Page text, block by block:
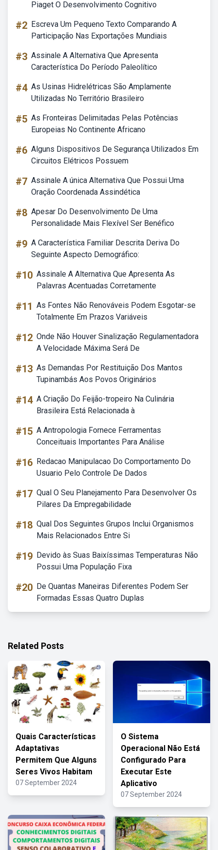
Piaget O Desenvolvimento Cognitivo
#2 Escreva Um Pequeno Texto Comparando A
Participação Nas Exportações Mundiais
#3 Assinale A Alternativa Que Apresenta
Característica Do Período Paleolítico
#4 As Usinas Hidrelétricas São Amplamente
Utilizadas No Território Brasileiro
#5 As Fronteiras Delimitadas Pelas Potências
Europeias No Continente Africano
#6 Alguns Dispositivos De Segurança Utilizados Em
Circuitos Elétricos Possuem
#7 Assinale A única Alternativa Que Possui Uma
Oração Coordenada Assindética
#8 Apesar Do Desenvolvimento De Uma
Personalidade Mais Flexível Ser Benéfico
#9 A Característica Familiar Descrita Deriva Do
Seguinte Aspecto Demográfico:
#10 Assinale A Alternativa Que Apresenta As
Palavras Acentuadas Corretamente
#11 As Fontes Não Renováveis Podem Esgotar-se
Totalmente Em Prazos Variáveis
#12 Onde Não Houver Sinalização Regulamentadora
A Velocidade Máxima Será De
#13 As Demandas Por Restituição Dos Mantos
Tupinambás Aos Povos Originários
#14 A Criação Do Feijão-tropeiro Na Culinária
Brasileira Está Relacionada à
#15 A Antropologia Fornece Ferramentas
Conceituais Importantes Para Análise
#16 Redacao Manipulacao Do Comportamento Do
Usuario Pelo Controle De Dados
#17 Qual O Seu Planejamento Para Desenvolver Os
Pilares Da Empregabilidade
#18 Qual Dos Seguintes Grupos Inclui Organismos
Mais Relacionados Entre Si
#19 Devido às Suas Baixíssimas Temperaturas Não
Possui Uma População Fixa
#20 De Quantas Maneiras Diferentes Podem Ser
Formadas Essas Quatro Duplas
Related Posts
Quais Características
Adaptativas
Permitem Que Alguns
Seres Vivos Habitam
07 September 2024
O Sistema
Operacional Não Está
Configurado Para
Executar Este
Aplicativo
07 September 2024